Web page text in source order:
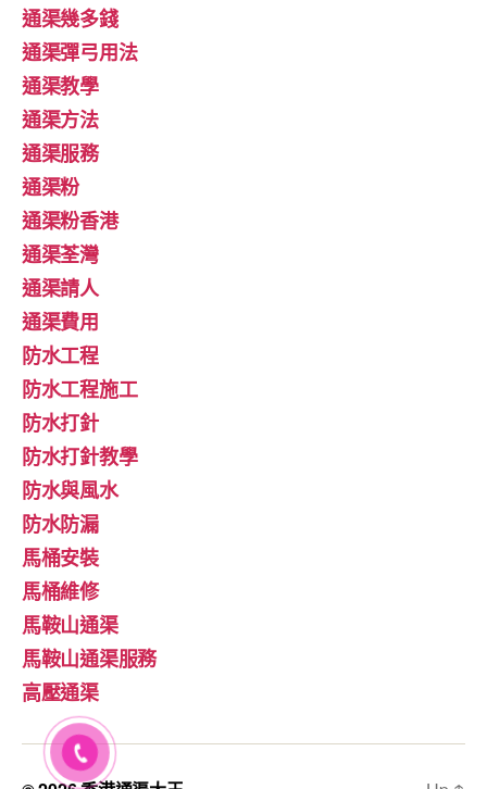
通渠幾多錢
通渠彈弓用法
通渠教學
通渠方法
通渠服務
通渠粉
通渠粉香港
通渠荃灣
通渠請人
通渠費用
防水工程
防水工程施工
防水打針
防水打針教學
防水與風水
防水防漏
馬桶安裝
馬桶維修
馬鞍山通渠
馬鞍山通渠服務
高壓通渠